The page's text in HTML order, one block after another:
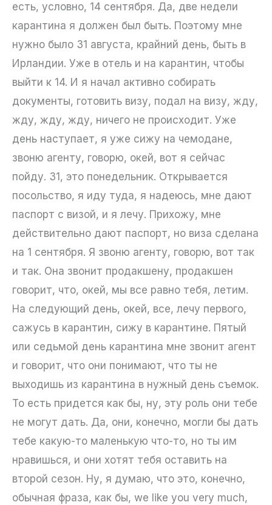
есть, условно, 14 сентября. Да, две недели
карантина я должен был быть. Поэтому мне
нужно было 31 августа, крайний день, быть в
Ирландии. Уже в отель и на карантин, чтобы
выйти к 14. И я начал активно собирать
документы, готовить визу, подал на визу, жду,
жду, жду, жду, ничего не происходит. Уже
день наступает, я уже сижу на чемодане,
звоню агенту, говорю, окей, вот я сейчас
пойду. 31, это понедельник. Открывается
посольство, я иду туда, я надеюсь, мне дают
паспорт с визой, и я лечу. Прихожу, мне
действительно дают паспорт, но виза сделана
на 1 сентября. Я звоню агенту, говорю, вот так
и так. Она звонит продакшену, продакшен
говорит, что, окей, мы все равно тебя, летим.
На следующий день, окей, все, лечу первого,
сажусь в карантин, сижу в карантине. Пятый
или седьмой день карантина мне звонит агент
и говорит, что они понимают, что ты не
выходишь из карантина в нужный день съемок.
То есть придется как бы, ну, эту роль они тебе
не могут дать. Да, они, конечно, могли бы дать
тебе какую-то маленькую что-то, но ты им
нравишься, и они хотят тебя оставить на
второй сезон. Ну, я думаю, что это, конечно,
обычная фраза, как бы, we like you very much,